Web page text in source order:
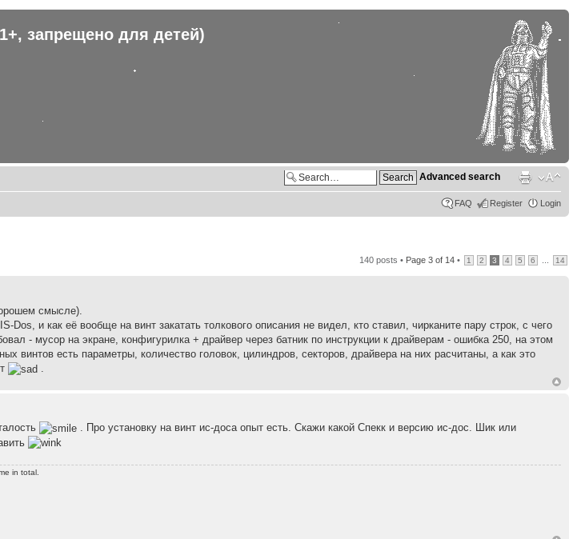
запрещено для детей)
Advanced search
FAQ Register Login
140 posts • Page 3 of 14 • 1 2 3 4 5 6 14
смысле).
и как её вообще на винт закатать толкового описания не видел, кто ставил, чирканите пару строк, с чего
- мусор на экране, конфигурилка + драйвер через батник по инструкции к драйверам - ошибка 250, на этом
винтов есть параметры, количество головок, цилиндров, секторов, драйвера на них расчитаны, а как это
.
. Про установку на винт ис-доса опыт есть. Скажи какой Спекк и версию ис-дос. Шик или
in total.